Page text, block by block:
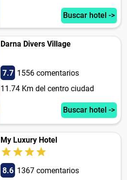
Buscar hotel ->
Darna Divers Village
7.7 1556 comentarios
11.74 Km del centro ciudad
Buscar hotel ->
My Luxury Hotel
8.6 1367 comentarios